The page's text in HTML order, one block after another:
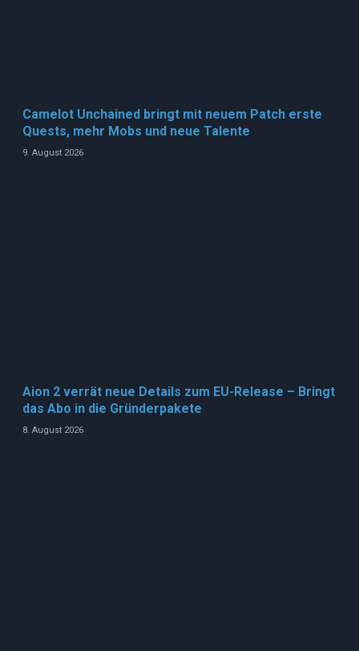
Camelot Unchained bringt mit neuem Patch erste
Quests, mehr Mobs und neue Talente
9. August 2026
Aion 2 verrät neue Details zum EU-Release – Bringt
das Abo in die Gründerpakete
8. August 2026